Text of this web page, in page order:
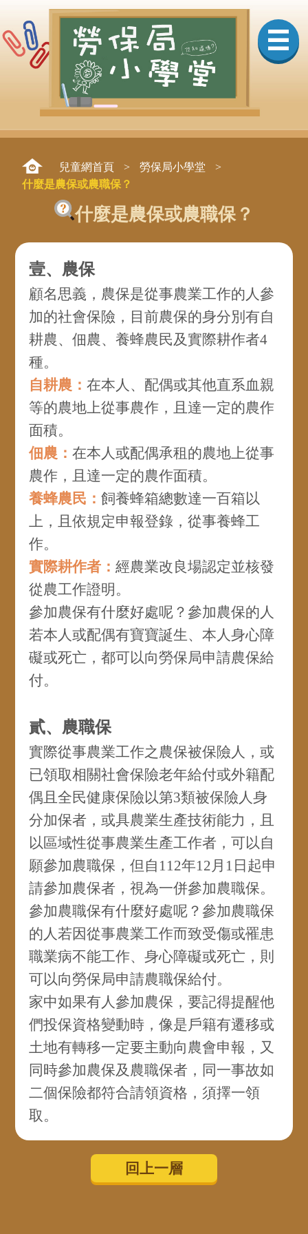
兒童網首頁 > 勞保局小學堂
>
什麼是農保或農職保？
什麼是農保或農職保？
壹、農保
顧名思義，農保是從事農業工作的人參
加的社會保險，目前農保的身分別有自
耕農、佃農、養蜂農民及實際耕作者4
種。
自耕農：在本人、配偶或其他直系血親
等的農地上從事農作，且達一定的農作
面積。
佃農：在本人或配偶承租的農地上從事
農作，且達一定的農作面積。
養蜂農民：飼養蜂箱總數達一百箱以
上，且依規定申報登錄，從事養蜂工
作。
實際耕作者：經農業改良場認定並核發
從農工作證明。
參加農保有什麼好處呢？參加農保的人
若本人或配偶有寶寶誕生、本人身心障
礙或死亡，都可以向勞保局申請農保給
付。
貳、農職保
實際從事農業工作之農保被保險人，或
已領取相關社會保險老年給付或外籍配
偶且全民健康保險以第3類被保險人身
分加保者，或具農業生產技術能力，且
以區域性從事農業生產工作者，可以自
願參加農職保，但自112年12月1日起申
請參加農保者，視為一併參加農職保。
參加農職保有什麼好處呢？參加農職保
的人若因從事農業工作而致受傷或罹患
職業病不能工作、身心障礙或死亡，則
可以向勞保局申請農職保給付。
家中如果有人參加農保，要記得提醒他
們投保資格變動時，像是戶籍有遷移或
土地有轉移一定要主動向農會申報，又
同時參加農保及農職保者，同一事故如
二個保險都符合請領資格，須擇一領
取。
回上一層